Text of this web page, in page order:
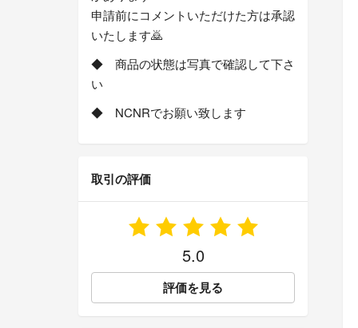
申請前にコメントいただけた方は承認
いたします🙇
◆ 商品の状態は写真で確認して下さ
い
◆ NCNRでお願い致します
取引の評価
5.0
評価を見る